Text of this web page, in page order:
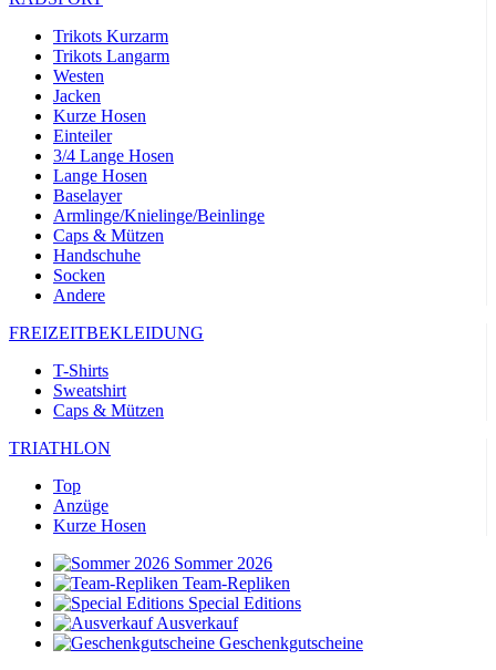
Trikots Kurzarm
Trikots Langarm
Westen
Jacken
Kurze Hosen
Einteiler
3/4 Lange Hosen
Lange Hosen
Baselayer
Armlinge/Knielinge/Beinlinge
Caps & Mützen
Handschuhe
Socken
Andere
FREIZEITBEKLEIDUNG
T-Shirts
Sweatshirt
Caps & Mützen
TRIATHLON
Top
Anzüge
Kurze Hosen
Sommer 2026
Team-Repliken
Special Editions
Ausverkauf
Geschenkgutscheine